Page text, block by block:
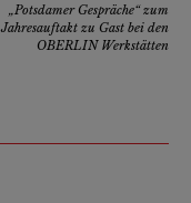
„Potsdamer Gespräche“ zum
Jahresauftakt zu Gast bei den
OBERLIN Werkstätten